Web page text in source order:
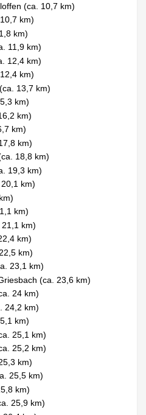
(ca. 10,7 km)
km)
km)
11,9 km)
12,4 km)
km)
(ca. 13,7 km)
km)
km)
km)
km)
18,8 km)
19,3 km)
km)
km)
km)
km)
km)
23,1 km)
(ca. 23,6 km)
24 km)
24,2 km)
km)
25,1 km)
25,2 km)
km)
25,5 km)
km)
25,9 km)